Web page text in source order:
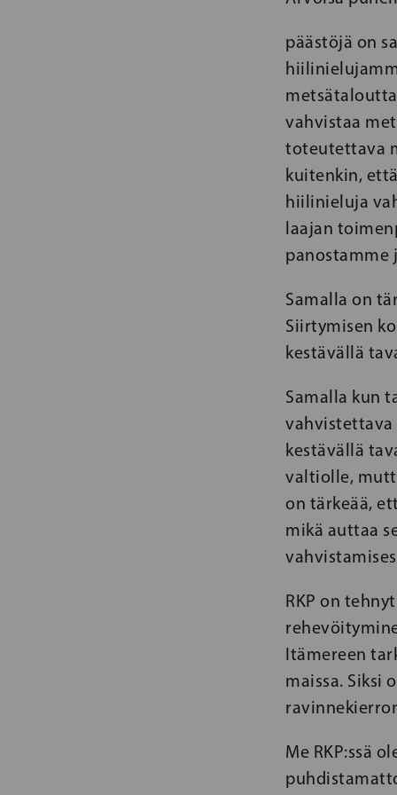
päästöjä on
vahvistaa
toteutettava
kuitenkin,
hiilinieluja
laajan
panostamme
Samalla on
Siirtymisen
kestävällä
Samalla kun
kestävällä
valtiolle,
on tärkeää,
mikä auttaa
RKP on
Itämereen
maissa. Siksi
Me RKP:ssä